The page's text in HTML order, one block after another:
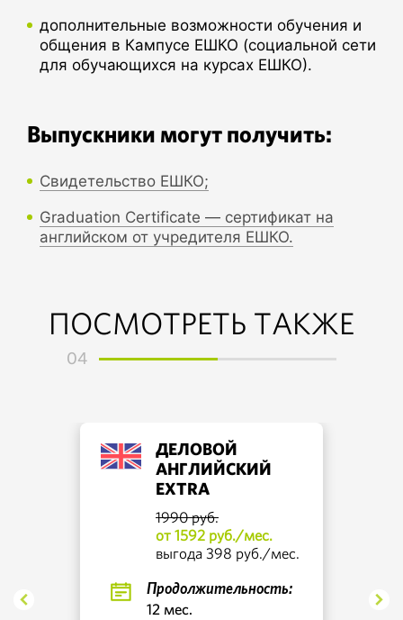
дополнительные возможности обучения и
общения в Кампусе ЕШКО (социальной сети
для обучающихся на курсах ЕШКО).
Выпускники могут получить:
Свидетельство ЕШКО;
Graduation Certificate — сертификат на
английском от учредителя ЕШКО.
ПОСМОТРЕТЬ ТАКЖЕ
04
ДЕЛОВОЙ
АНГЛИЙСКИЙ
EXTRA
1990 руб.
от 1592 руб./мес.
выгода 398 руб./мес.
Продолжительность:
12 мес.